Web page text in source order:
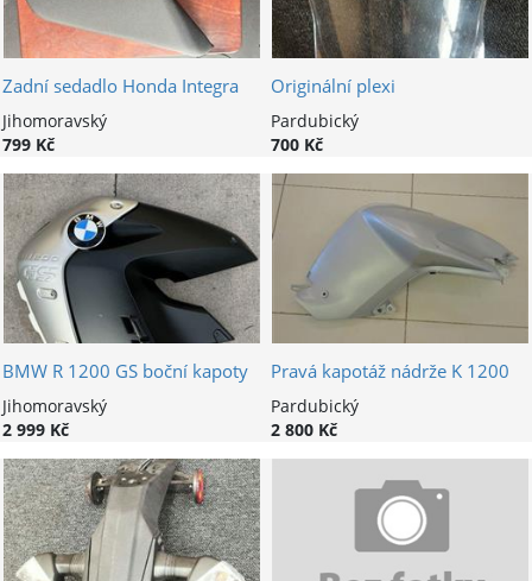
Zadní sedadlo Honda Integra
Jihomoravský
799 Kč
Originální plexi
Pardubický
700 Kč
BMW R 1200 GS boční kapoty
Jihomoravský
2 999 Kč
Pravá kapotáž nádrže K 1200
Pardubický
2 800 Kč